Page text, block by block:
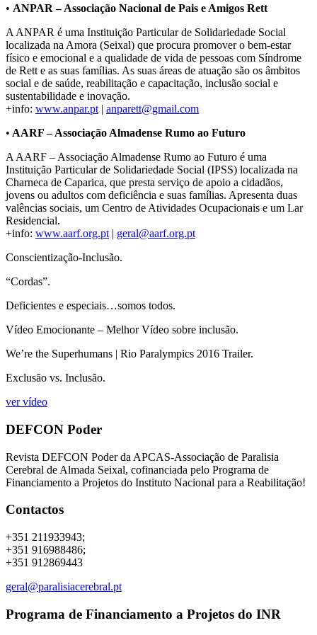
• ANPAR – Associação Nacional de Pais e Amigos Rett
A ANPAR é uma Instituição Particular de Solidariedade Social
localizada na Amora (Seixal) que procura promover o bem-estar
físico e emocional e a qualidade de vida de pessoas com Síndrome
de Rett e as suas famílias. As suas áreas de atuação são os âmbitos
social e de saúde, reabilitação e capacitação, inclusão social e
sustentabilidade e inovação.
+info: www.anpar.pt | anparett@gmail.com
• AARF – Associação Almadense Rumo ao Futuro
A AARF – Associação Almadense Rumo ao Futuro é uma
Instituição Particular de Solidariedade Social (IPSS) localizada na
Charneca de Caparica, que presta serviço de apoio a cidadãos,
jovens ou adultos com deficiência e suas famílias. Apresenta duas
valências sociais, um Centro de Atividades Ocupacionais e um Lar
Residencial.
+info: www.aarf.org.pt | geral@aarf.org.pt
Conscientização-Inclusão.
“Cordas”.
Deficientes e especiais…somos todos.
Vídeo Emocionante – Melhor Vídeo sobre inclusão.
We’re the Superhumans | Rio Paralympics 2016 Trailer.
Exclusão vs. Inclusão.
ver vídeo
DEFCON Poder
Revista DEFCON Poder da APCAS-Associação de Paralisia
Cerebral de Almada Seixal, cofinanciada pelo Programa de
Financiamento a Projetos do Instituto Nacional para a Reabilitação!
Contactos
+351 211933943;
+351 916988486;
+351 912869443
geral@paralisiacerebral.pt
Programa de Financiamento a Projetos do INR